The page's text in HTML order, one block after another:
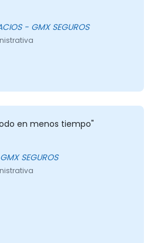
MARICELA PERALTA PALACIOS - GMX SEGUROS
en menos tiempo"
GRACIDA - GMX SEGUROS